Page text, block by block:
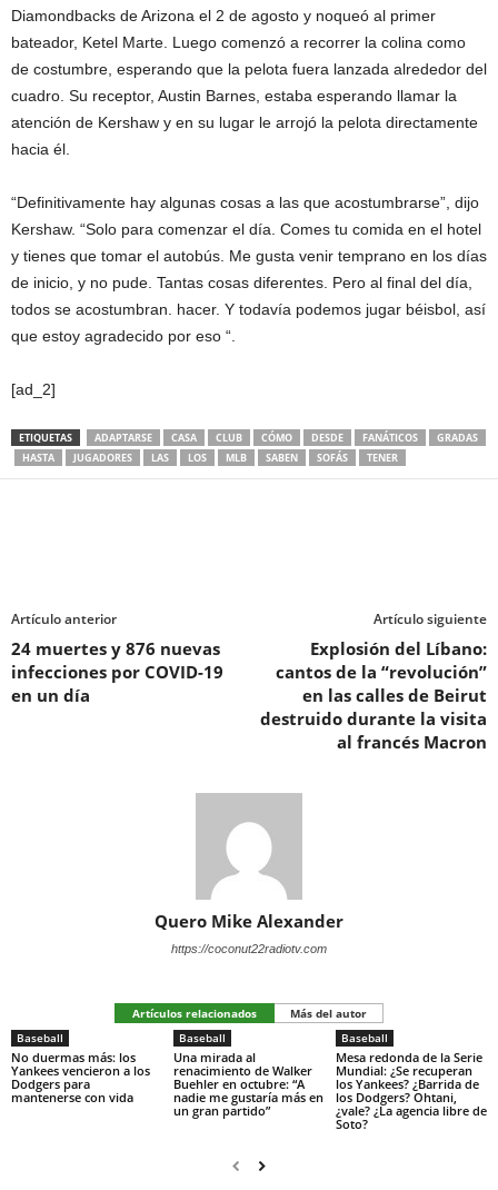
Diamondbacks de Arizona el 2 de agosto y noqueó al primer
bateador, Ketel Marte. Luego comenzó a recorrer la colina como
de costumbre, esperando que la pelota fuera lanzada alrededor del
cuadro. Su receptor, Austin Barnes, estaba esperando llamar la
atención de Kershaw y en su lugar le arrojó la pelota directamente
hacia él.
“Definitivamente hay algunas cosas a las que acostumbrarse”, dijo
Kershaw. “Solo para comenzar el día. Comes tu comida en el hotel
y tienes que tomar el autobús. Me gusta venir temprano en los días
de inicio, y no pude. Tantas cosas diferentes. Pero al final del día,
todos se acostumbran. hacer. Y todavía podemos jugar béisbol, así
que estoy agradecido por eso “.
[ad_2]
ETIQUETAS ADAPTARSE CASA CLUB CÓMO DESDE FANÁTICOS
GRADAS
HASTA
JUGADORES LAS LOS MLB SABEN SOFÁS TENER
Artículo anterior
24 muertes y 876 nuevas
infecciones por COVID-19
en un día
Artículo siguiente
Explosión del Líbano:
cantos de la “revolución”
en las calles de Beirut
destruido durante la visita
al francés Macron
Quero Mike Alexander
https://coconut22radiotv.com
Artículos relacionados
Más del autor
Baseball
No duermas más: los
Yankees vencieron a los
Dodgers para
mantenerse con vida
Baseball
Una mirada al
renacimiento de Walker
Buehler en octubre: “A
nadie me gustaría más en
un gran partido”
Baseball
Mesa redonda de la Serie
Mundial: ¿Se recuperan
los Yankees? ¿Barrida de
los Dodgers? Ohtani,
¿vale? ¿La agencia libre de
Soto?